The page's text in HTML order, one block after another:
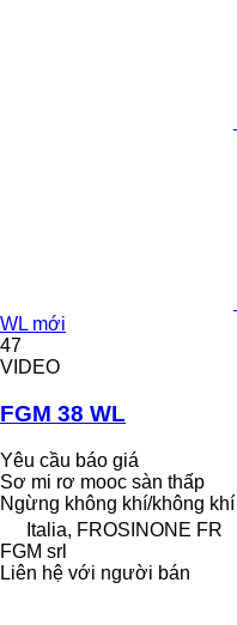
WL mới
47
VIDEO
FGM 38 WL
Yêu cầu báo giá
Sơ mi rơ mooc sàn thấp
Ngừng không khí/không khí
Italia, FROSINONE FR
FGM srl
Liên hệ với người bán